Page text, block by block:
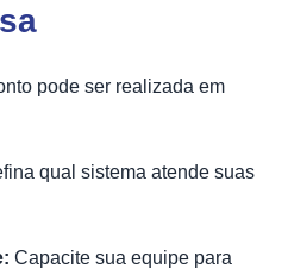
pode ser realizada em
qual sistema atende suas
Capacite sua equipe para